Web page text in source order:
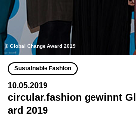
© Global Change Award 2019
Sustainable Fashion
10.05.2019
circular.fashion gewinnt
ard 2019